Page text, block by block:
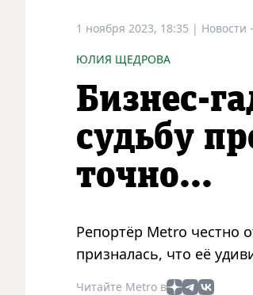
1 ноября 2023, 18:35 |
ЮЛИЯ ЩЕДРОВА
Бизнес-
судьбу
точно...
Репортёр Metro честно
призналась, что её
Читайте Metro в